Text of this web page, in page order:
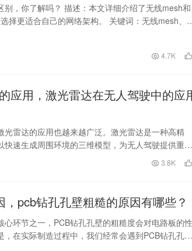
，你了解吗？ 描述：本文详细介绍了无线mesh和
择更适合自己的网络架构。 关键词：无线mesh、
4.7K
应用，激光雷达在无人驾驶中的应
雷达的应用也越来越广泛。激光雷达是一种高精
快速生成周围环境的三维模型，为无人驾驶提供重要
感知周围环境，做出合理的行动决策。一
3.8K
pcb钻孔孔壁粗糙的原因有哪些？
心环节之一，PCB钻孔孔壁的粗糙度会对电路板的性
在实际制造过程中，我们经常会遇到PCB钻孔孔壁